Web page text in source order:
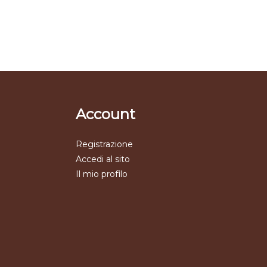
Account
Registrazione
Accedi al sito
Il mio profilo